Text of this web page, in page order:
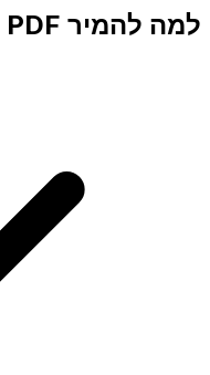
למה להמיר PDF ל-DOC?